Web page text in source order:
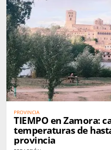
PROVINCIA
TIEMPO en Zamora:
temperaturas de
provincia